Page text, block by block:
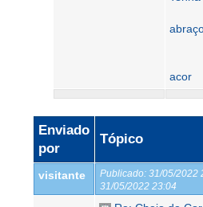
acor
Enviado
por
Tópico
visitante Publicado: 31/05/2022
31/05/2022 23:04